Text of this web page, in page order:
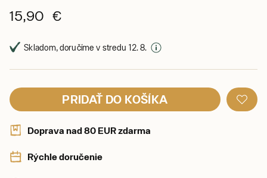
15,90 €
Skladom, doručíme v stredu 12. 8.
PRIDAŤ DO KOŠÍKA
Doprava nad 80 EUR zdarma
Rýchle doručenie